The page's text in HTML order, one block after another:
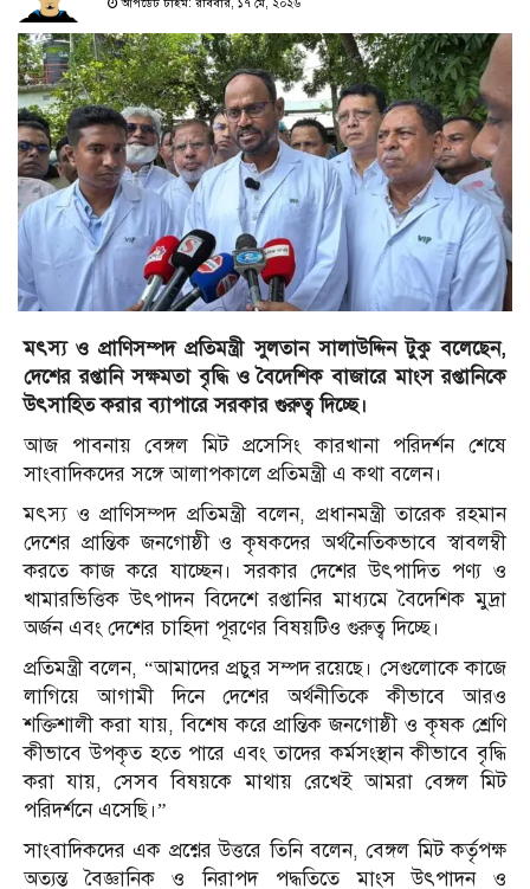
আপডেট টাইম: রবিবার, ১৭ মে, ২০২৬
মৎস্য ও প্রাণিসম্পদ প্রতিমন্ত্রী সুলতান সালাউদ্দিন টুকু বলেছেন,
দেশের রপ্তানি সক্ষমতা বৃদ্ধি ও বৈদেশিক বাজারে মাংস রপ্তানিকে
উৎসাহিত করার ব্যাপারে সরকার গুরুত্ব দিচ্ছে।
আজ পাবনায় বেঙ্গল মিট প্রসেসিং কারখানা পরিদর্শন শেষে
সাংবাদিকদের সঙ্গে আলাপকালে প্রতিমন্ত্রী এ কথা বলেন।
মৎস্য ও প্রাণিসম্পদ প্রতিমন্ত্রী বলেন, প্রধানমন্ত্রী তারেক রহমান
দেশের প্রান্তিক জনগোষ্ঠী ও কৃষকদের অর্থনৈতিকভাবে স্বাবলম্বী
করতে কাজ করে যাচ্ছেন। সরকার দেশের উৎপাদিত পণ্য ও
খামারভিত্তিক উৎপাদন বিদেশে রপ্তানির মাধ্যমে বৈদেশিক মুদ্রা
অর্জন এবং দেশের চাহিদা পূরণের বিষয়টিও গুরুত্ব দিচ্ছে।
প্রতিমন্ত্রী বলেন, “আমাদের প্রচুর সম্পদ রয়েছে। সেগুলোকে কাজে
লাগিয়ে আগামী দিনে দেশের অর্থনীতিকে কীভাবে আরও
শক্তিশালী করা যায়, বিশেষ করে প্রান্তিক জনগোষ্ঠী ও কৃষক শ্রেণি
কীভাবে উপকৃত হতে পারে এবং তাদের কর্মসংস্থান কীভাবে বৃদ্ধি
করা যায়, সেসব বিষয়কে মাথায় রেখেই আমরা বেঙ্গল মিট
পরিদর্শনে এসেছি।”
সাংবাদিকদের এক প্রশ্নের উত্তরে তিনি বলেন, বেঙ্গল মিট কর্তৃপক্ষ
অত্যন্ত বৈজ্ঞানিক ও নিরাপদ পদ্ধতিতে মাংস উৎপাদন ও